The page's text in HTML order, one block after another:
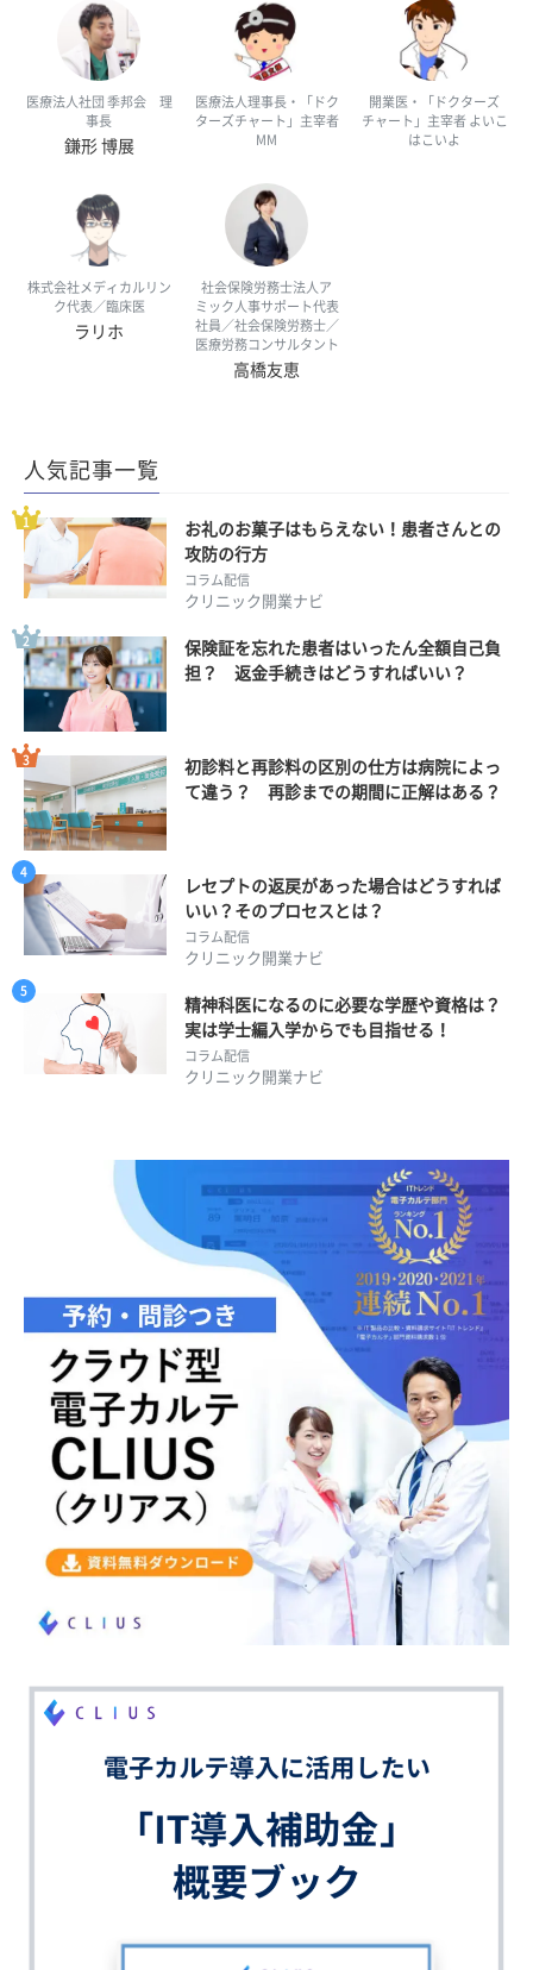
医療法人社団 季邦会 理
事長
鎌形 博展
医療法人理事長・「ドク
ターズチャート」主宰者
MM
開業医・「ドクターズ
チャート」主宰者 よいこ
はこいよ
株式会社メディカルリン
ク代表／臨床医
ラリホ
社会保険労務士法人ア
ミック人事サポート代表
社員／社会保険労務士／
医療労務コンサルタント
高橋友恵
人気記事一覧
お礼のお菓子はもらえない！患者さんとの
攻防の行方
コラム配信
クリニック開業ナビ
保険証を忘れた患者はいったん全額自己負
担？ 返金手続きはどうすればいい？
初診料と再診料の区別の仕方は病院によっ
て違う？ 再診までの期間に正解はある？
レセプトの返戻があった場合はどうすれば
いい？そのプロセスとは？
コラム配信
クリニック開業ナビ
精神科医になるのに必要な学歴や資格は？
実は学士編入学からでも目指せる！
コラム配信
クリニック開業ナビ